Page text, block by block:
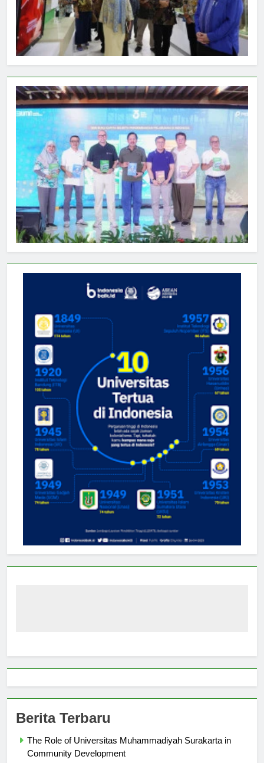
Berita Terbaru
The Role of Universitas Muhammadiyah Surakarta in